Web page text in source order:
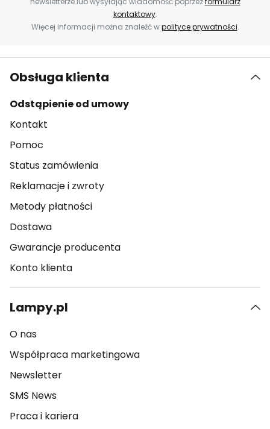
kontaktowy.
Więcej informacji można znaleźć wpolityce prywatności.
Obsługa klienta
Odstąpienie od umowy
Kontakt
Pomoc
Status zamówienia
Reklamacje i zwroty
Metody płatności
Dostawa
Gwarancje producenta
Konto klienta
Lampy.pl
O nas
Współpraca marketingowa
Newsletter
SMS News
Praca i kariera